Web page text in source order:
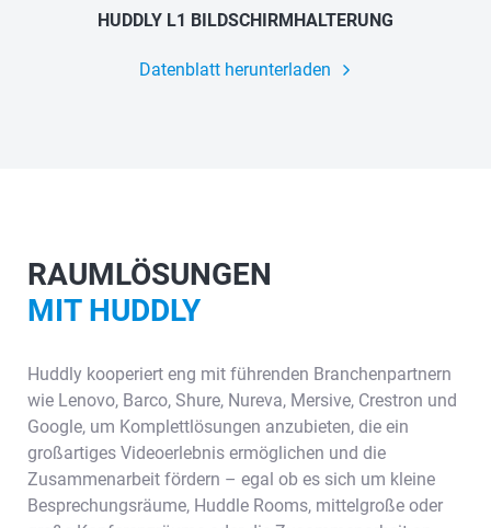
HUDDLY L1 BILDSCHIRMHALTERUNG
Datenblatt herunterladen
RAUMLÖSUNGEN
MIT HUDDLY
Huddly kooperiert eng mit führenden Branchenpartnern
wie Lenovo, Barco, Shure, Nureva, Mersive, Crestron und
Google, um Komplettlösungen anzubieten, die ein
großartiges Videoerlebnis ermöglichen und die
Zusammenarbeit fördern – egal ob es sich um kleine
Besprechungsräume, Huddle Rooms, mittelgroße oder